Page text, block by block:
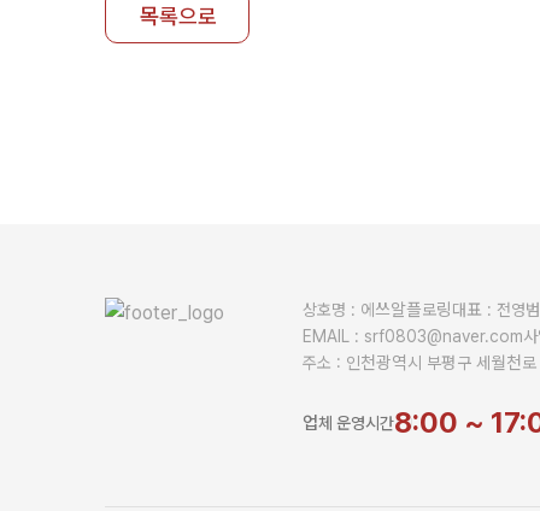
목록으로
상호명 : 에쓰알플로링대표 : 전영범
EMAIL : srf0803@naver.com
주소 : 인천광역시 부평구 세월천
업체 운영시간8:00 ~